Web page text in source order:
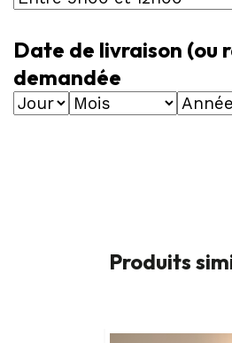
Date de livraison (ou
demandée
Produits